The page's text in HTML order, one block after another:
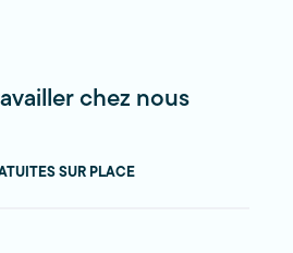
chez nous
SUR PLACE